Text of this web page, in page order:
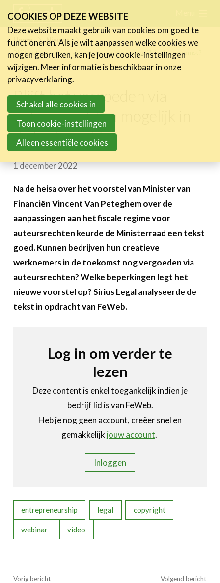
links
Jump
to
navigation
to
main
content
FR NL
Home
Nieuws
Blijft het vergoeden via auteursrechten mogelijk in de toekomst?
Blijft het vergoeden via
auteursrechten mogelijk in
de toekomst?
1 december 2022
Na de heisa over het voorstel van Minister van
Financiën Vincent Van Peteghem over de
aanpassingen aan het fiscale regime voor
auteursrechten keurde de Ministerraad een tekst
goed. Kunnen bedrijven hun creatieve
werknemers in de toekomst nog vergoeden via
auteursrechten? Welke beperkingen legt het
nieuwe voorstel op? Sirius Legal analyseerde de
tekst in opdracht van FeWeb.
Log in om verder te
lezen
Deze content is enkel toegankelijk indien je
bedrijf lid is van FeWeb.
Heb je nog geen account, creëer snel en
gemakkelijk jouw account.
Inloggen
entrepreneurship legal copyright
webinar video
Vorig bericht Volgend bericht
Nieuws
Nieuwsberichten
FeWeb Videos
Jobs in de sector
Activiteiten
Cases
Toolbox
Bedrijvenzoeker
Over FeWeb
Lid worden
COOKIES OP DEZE WEBSITE
Deze website maakt gebruik van cookies om goed te
functioneren. Als je wilt aanpassen welke cookies we
mogen gebruiken, kan je jouw cookie-instellingen
wijzigen. Meer informatie is beschikbaar in onze
privacyverklaring.
Schakel alle cookies in
Toon cookie-instellingen
Alleen essentiële cookies